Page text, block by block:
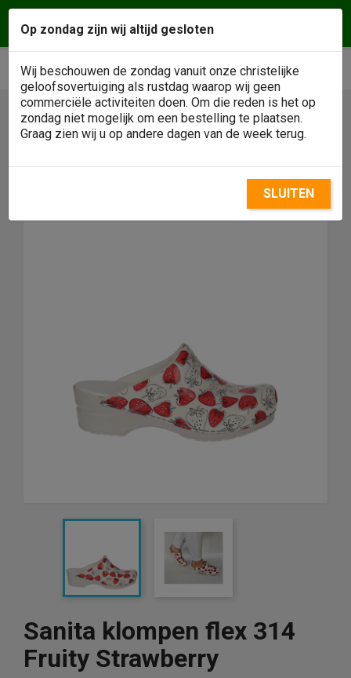
graag! Klantenservicephone0488 - 484146
 
Sanita klompen flex 314
Fruity Strawberry
Op zondag zijn wij altijd gesloten
Wij beschouwen de zondag vanuit onze christelijke
geloofsovertuiging als rustdag waarop wij geen
commerciële activiteiten doen. Om die reden is het op
zondag niet mogelijk om een bestelling te plaatsen.
Graag zien wij u op andere dagen van de week terug.
SLUITEN